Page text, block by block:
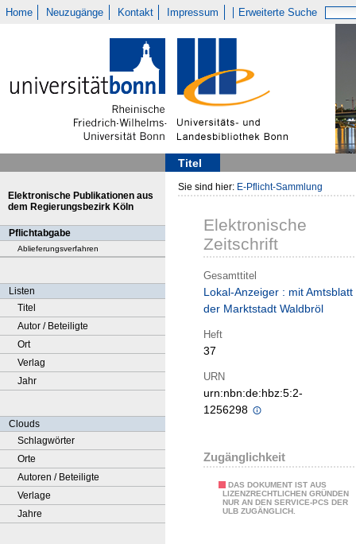
Home Neuzugänge Kontakt Impressum Erweiterte Suche
Titel
Elektronische Publikationen aus
dem Regierungsbezirk Köln
Pflichtabgabe
Ablieferungsverfahren
Listen
Titel
Autor / Beteiligte
Ort
Verlag
Jahr
Clouds
Schlagwörter
Orte
Autoren / Beteiligte
Verlage
Jahre
Sie sind hier: E-Pflicht-Sammlung
Elektronische
Zeitschrift
Gesamttitel
Lokal-Anzeiger : mit Amtsblatt
der Marktstadt Waldbröl
Heft
37
URN
urn:nbn:de:hbz:5:2-
1256298
Zugänglichkeit
DAS DOKUMENT IST AUS
LIZENZRECHTLICHEN GRÜNDEN
NUR AN DEN SERVICE-PCS DER
ULB ZUGÄNGLICH.